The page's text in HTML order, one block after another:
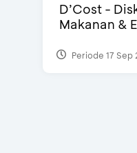
D’Cost -
Makanan &
Periode 17 Sep